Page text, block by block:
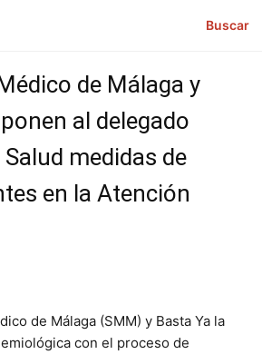
Buscar
de Málaga y
al delegado
medidas de
en la Atención
de Málaga (SMM) y Basta Ya la
con el proceso de